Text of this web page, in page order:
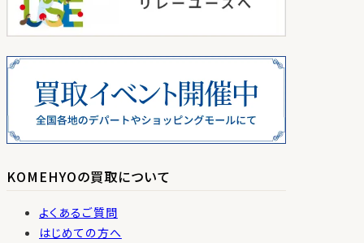
KOMEHYOの買取について
よくあるご質問
はじめての方へ